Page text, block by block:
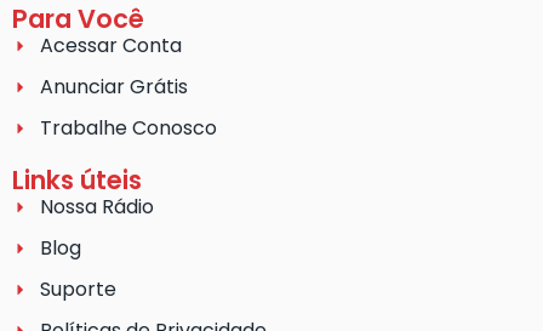
Para Você
Acessar Conta
Anunciar Grátis
Trabalhe Conosco
Links úteis
Nossa Rádio
Blog
Suporte